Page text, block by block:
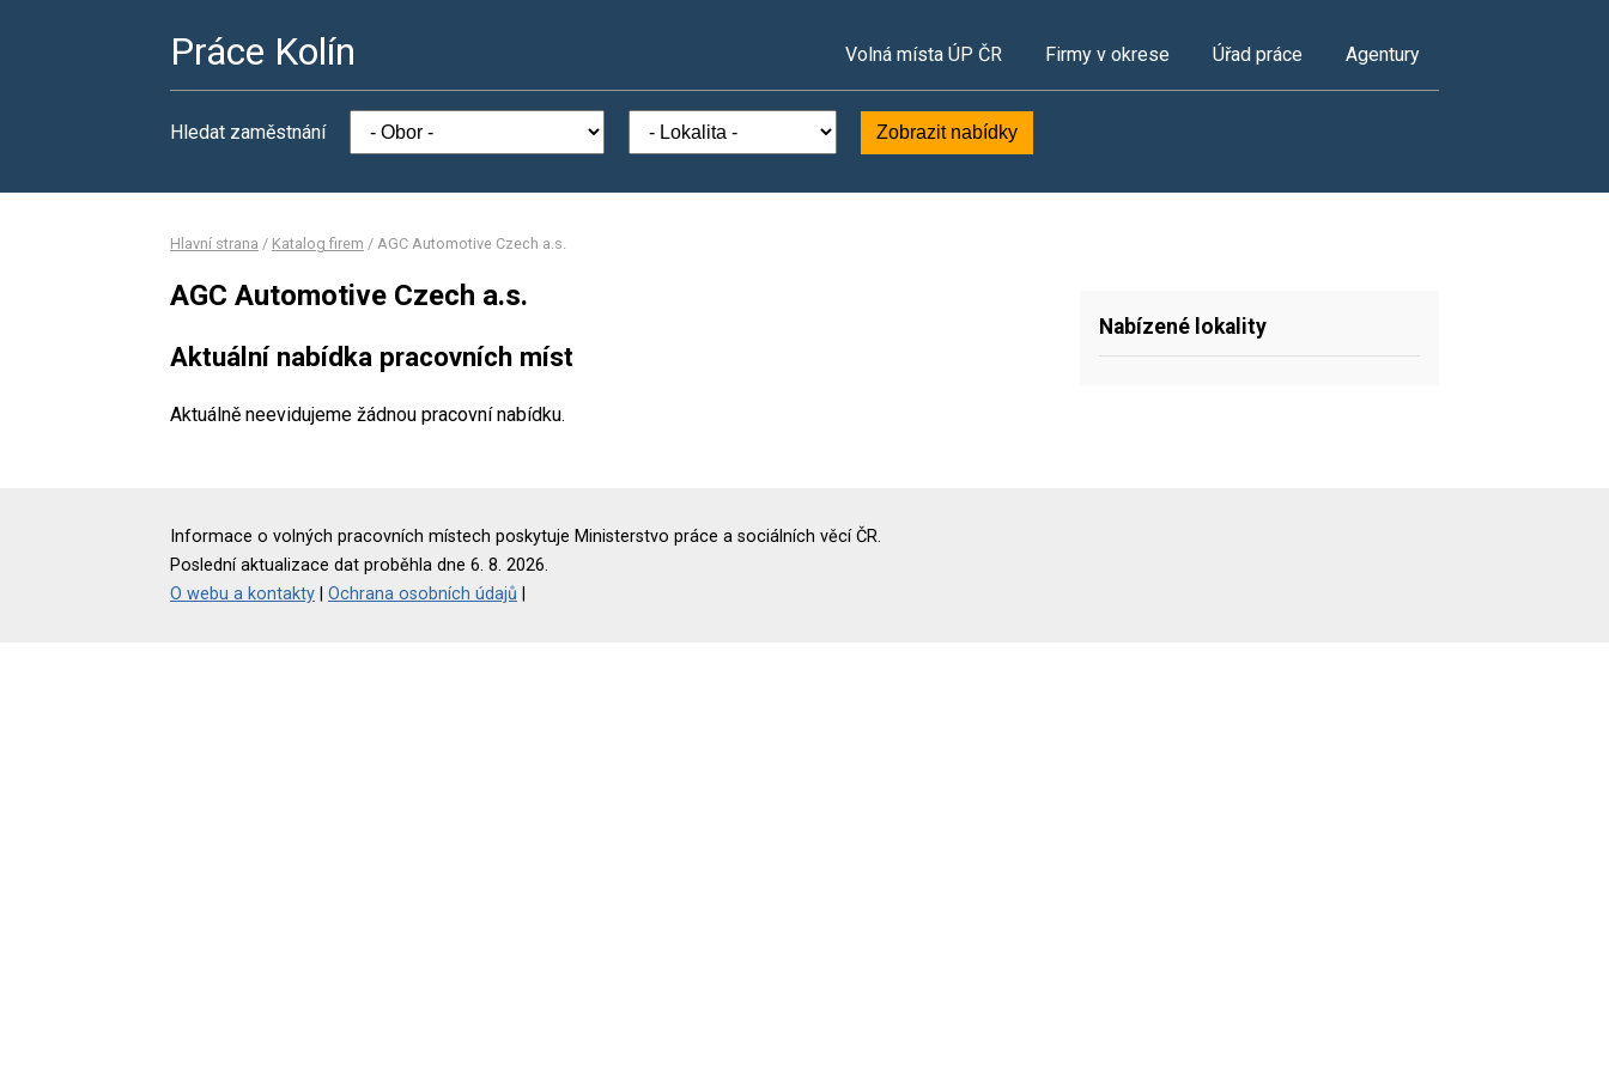
Práce Kolín Volná místa ÚP ČR Firmy v okrese Úřad práce Agentury
Hledat zaměstnání Zobrazit nabídky
Hlavní strana / Katalog firem / AGC Automotive Czech a.s.
AGC Automotive Czech a.s.
Aktuální nabídka pracovních míst
Aktuálně neevidujeme žádnou pracovní nabídku.
Nabízené lokality
Informace o volných pracovních místech poskytuje Ministerstvo práce a sociálních věcí ČR.
Poslední aktualizace dat proběhla dne 6. 8. 2026.
O webu a kontakty
Ochrana osobních údajů